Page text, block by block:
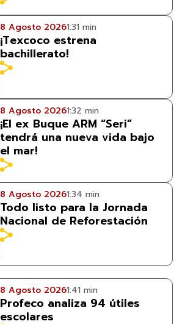
8 Agosto 20261:31 min
¡Texcoco estrena
bachillerato!
8 Agosto 20261:32 min
¡El ex Buque ARM “Seri”
tendrá una nueva vida bajo
el mar!
8 Agosto 20261:34 min
Todo listo para la Jornada
Nacional de Reforestación
8 Agosto 20261:41 min
Profeco analiza 94 útiles
escolares